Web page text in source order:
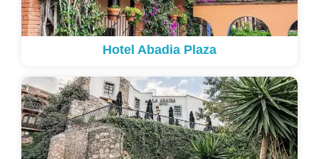
Hotel Abadia Plaza